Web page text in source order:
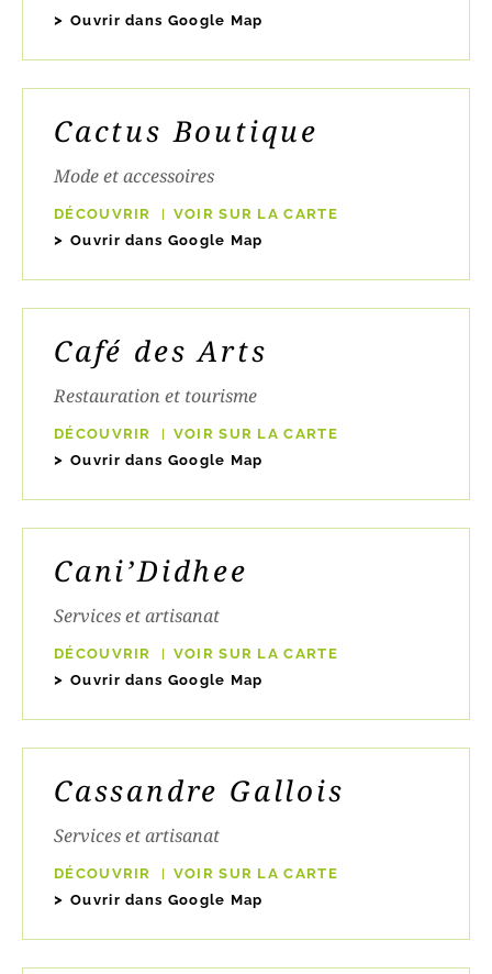
Ouvrir dans Google Map
Cactus Boutique
Mode et accessoires
DÉCOUVRIR
VOIR SUR LA CARTE
Ouvrir dans Google Map
Café des Arts
Restauration et tourisme
DÉCOUVRIR
VOIR SUR LA CARTE
Ouvrir dans Google Map
Cani’Didhee
Services et artisanat
DÉCOUVRIR
VOIR SUR LA CARTE
Ouvrir dans Google Map
Cassandre Gallois
Services et artisanat
DÉCOUVRIR
VOIR SUR LA CARTE
Ouvrir dans Google Map